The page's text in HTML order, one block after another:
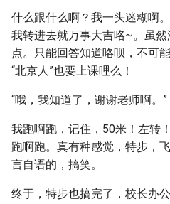
什么跟什么啊？我一头迷糊啊
我转进去就万事大吉咯~。虽
点。只能回答知道咯呗，不可
“北京人”也要上课哩么！
“哦，我知道了，谢谢老师啊。”
我跑啊跑，记住，50米！左转
跑啊跑。真有种感觉，特步，
言自语的，搞笑。
终于，特步也搞完了，校长办